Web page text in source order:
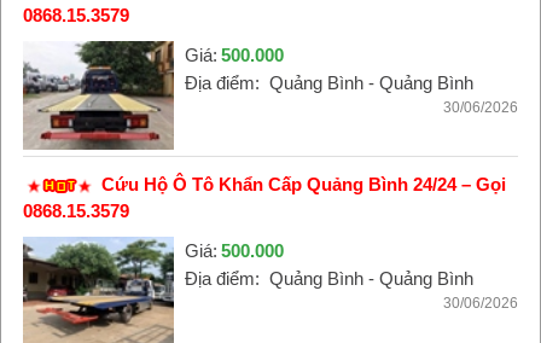
0868.15.3579
Giá: 500.000
Địa điểm: Quảng Bình - Quảng Bình
30/06/2026
Cứu Hộ Ô Tô Khẩn Cấp Quảng Bình 24/24 – Gọi
0868.15.3579
Giá: 500.000
Địa điểm: Quảng Bình - Quảng Bình
30/06/2026